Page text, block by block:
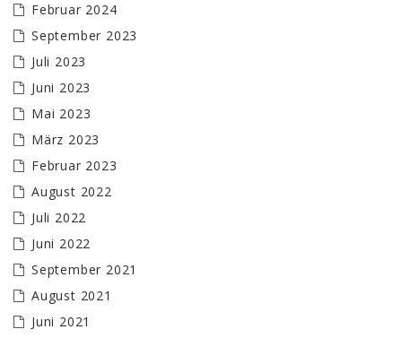
Februar 2024
September 2023
Juli 2023
Juni 2023
Mai 2023
März 2023
Februar 2023
August 2022
Juli 2022
Juni 2022
September 2021
August 2021
Juni 2021